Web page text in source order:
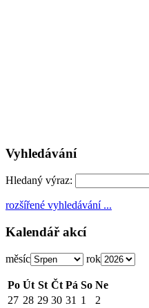
Vyhledávání
Hledaný výraz:
rozšířené vyhledávání ...
Kalendář akcí
měsíc rok
Po Út St Čt Pá So Ne
27 28 29 30 31 1 2